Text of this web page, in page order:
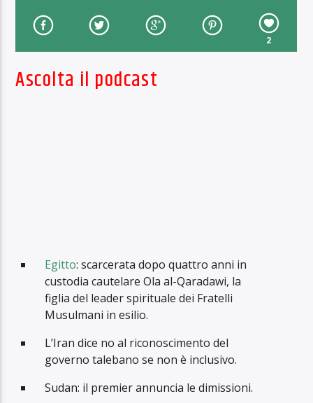
2
Ascolta il podcast
Egitto: scarcerata dopo quattro anni in
custodia cautelare Ola al-Qaradawi, la
figlia del leader spirituale dei Fratelli
Musulmani in esilio.
L’Iran dice no al riconoscimento del
governo talebano se non è inclusivo.
Sudan: il premier annuncia le dimissioni.